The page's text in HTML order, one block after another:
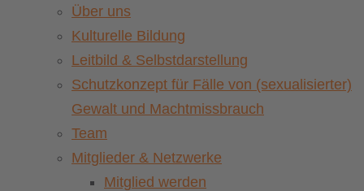
Über uns
Kulturelle Bildung
Leitbild & Selbstdarstellung
Schutzkonzept für Fälle von (sexualisierter)
Gewalt und Machtmissbrauch
Team
Mitglieder & Netzwerke
Mitglied werden